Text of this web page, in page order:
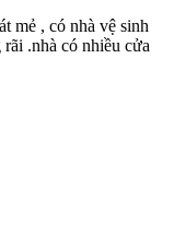
mẻ , có nhà vệ sinh
.nhà có nhiều cửa